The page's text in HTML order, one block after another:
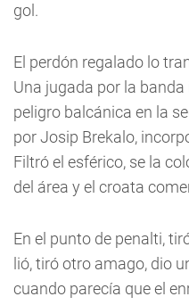
gol.
El perdón regalado lo
Una jugada por la
peligro balcánica en la
por Josip Brekalo,
Filtró el esférico, se la
del área y el croata
En el punto de penalti,
lió, tiró otro amago, dio
cuando parecía que el